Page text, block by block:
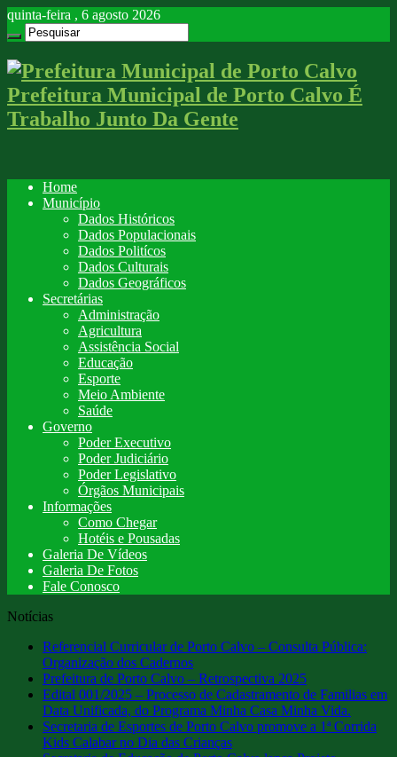
quinta-feira , 6 agosto 2026
Prefeitura Municipal de Porto Calvo É
Trabalho Junto Da Gente
Home
Município
Dados Históricos
Dados Populacionais
Dados Politícos
Dados Culturais
Dados Geográficos
Secretárias
Administração
Agricultura
Assistência Social
Educação
Esporte
Meio Ambiente
Saúde
Governo
Poder Executivo
Poder Judiciário
Poder Legislativo
Órgãos Municipais
Informações
Como Chegar
Hotéis e Pousadas
Galeria De Vídeos
Galeria De Fotos
Fale Conosco
Notícias
Referencial Curricular de Porto Calvo – Consulta Pública:
Organização dos Cadernos
Prefeitura de Porto Calvo – Retrospectiva 2025
Edital 001/2025 – Processo de Cadastramento de Familias em
Data Unificada, do Programa Minha Casa Minha Vida.
Secretaria de Esportes de Porto Calvo promove a 1ª Corrida
Kids Calabar no Dia das Crianças